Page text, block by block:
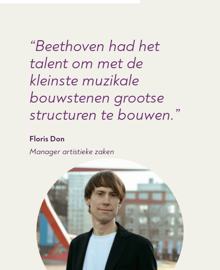
Beethoven had het
talent om met de
kleinste muzikale
bouwstenen grootse
structuren te bouwen.
Floris Don
Manager artistieke zaken